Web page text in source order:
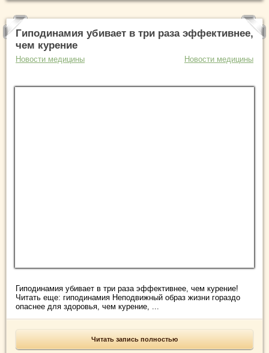
Гиподинамия убивает в три раза эффективнее,
чем курение
Новости медицины Новости медицины
Гиподинамия убивает в три раза эффективнее, чем курение!
Читать еще: гиподинамия Неподвижный образ жизни гораздо
опаснее для здоровья, чем курение, ...
Читать запись полностью